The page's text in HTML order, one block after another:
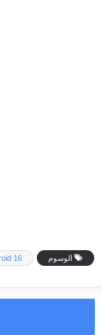
الوسوم 16